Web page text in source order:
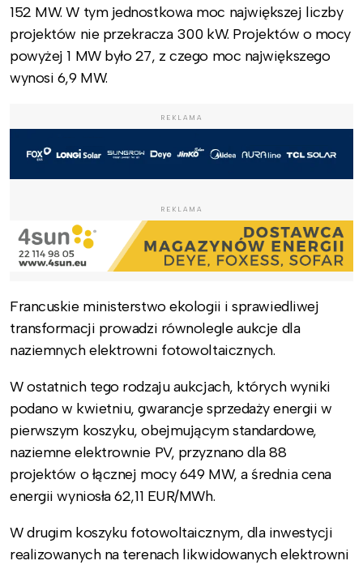
152 MW. W tym jednostkowa moc największej liczby
projektów nie przekracza 300 kW. Projektów o mocy
powyżej 1 MW było 27, z czego moc największego
wynosi 6,9 MW.
REKLAMA
REKLAMA
Francuskie ministerstwo ekologii i sprawiedliwej
transformacji prowadzi równolegle aukcje dla
naziemnych elektrowni fotowoltaicznych.
W ostatnich tego rodzaju aukcjach, których wyniki
podano w kwietniu, gwarancje sprzedaży energii w
pierwszym koszyku, obejmującym standardowe,
naziemne elektrownie PV, przyznano dla 88
projektów o łącznej mocy 649 MW, a średnia cena
energii wyniosła 62,11 EUR/MWh.
W drugim koszyku fotowoltaicznym, dla inwestycji
realizowanych na terenach likwidowanych elektrowni